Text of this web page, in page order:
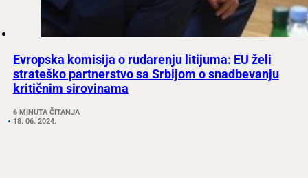
Evropska komisija o rudarenju litijuma: EU želi
strateško partnerstvo sa Srbijom o snadbevanju
kritičnim sirovinama
6 MINUTA ČITANJA
18. 06. 2024.